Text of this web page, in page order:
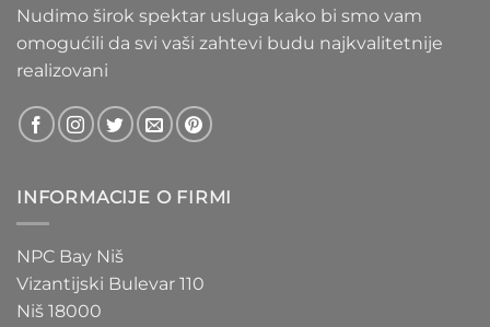
Nudimo širok spektar usluga kako bi smo vam
omogućili da svi vaši zahtevi budu najkvalitetnije
realizovani
INFORMACIJE O FIRMI
NPC Bay Niš
Vizantijski Bulevar 110
Niš 18000